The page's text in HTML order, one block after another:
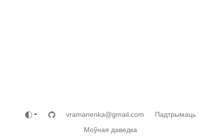
vramanenka@gmail.com
Падтрымаць
Моўная даведка